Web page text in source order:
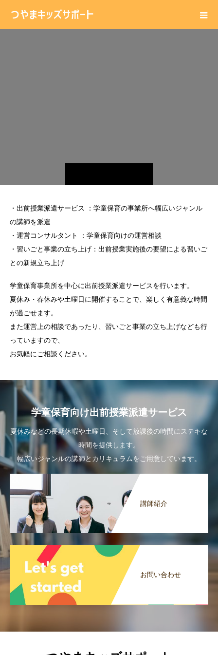
・ 出前授業派遣サービス ：学童保育の事業所へ幅広いジャンル
の講師を派遣
・運営コンサルタント
：学童保育向けの運営相談
・習いごと事業の立ち上げ：出前授業実施後の要望による習いご
との新規立ち上げ
学童保育事業所を中心に出前授業派遣サービスを行います。
夏休み・春休みや土曜日に開催することで、楽しく有意義な時間
が過ごせます。
また運営上の相談であったり、習いごと事業の立ち上げなども行
っていますので、
お気軽にご相談ください。
学童保育向け出前授業派遣サービス
夏休みなどの長期休暇や土曜日、そして放課後の時間にステキな
時間を提供します。
幅広いジャンルの講師とカリキュラムをご用意しています。
講師紹介
お問い合わせ